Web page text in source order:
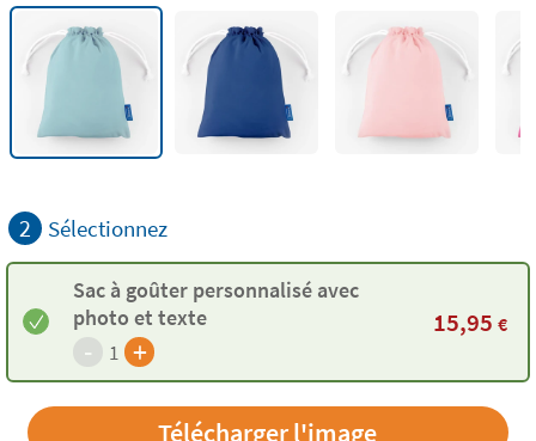
2 Sélectionnez
Sac à goûter personnalisé avec
photo et texte
- 1 +
15,95 €